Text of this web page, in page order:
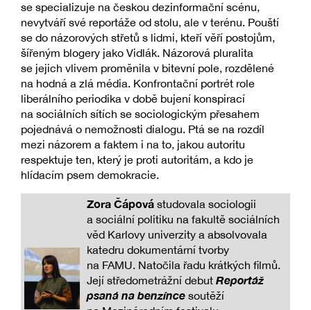
se specializuje na českou dezinformační scénu,
nevytváří své reportáže od stolu, ale v terénu. Pouští
se do názorových střetů s lidmi, kteří věří postojům,
šířeným blogery jako Vidlák. Názorová pluralita
se jejich vlivem proměnila v bitevní pole, rozdělené
na hodná a zlá média. Konfrontační portrét role
liberálního periodika v době bujení konspirací
na sociálních sítích se sociologickým přesahem
pojednává o nemožnosti dialogu. Ptá se na rozdíl
mezi názorem a faktem i na to, jakou autoritu
respektuje ten, který je proti autoritám, a kdo je
hlídacím psem demokracie.
Zora Čápová studovala sociologii
a sociální politiku na fakultě sociálních
věd Karlovy univerzity a absolvovala
katedru dokumentární tvorby
na FAMU. Natočila řadu krátkých filmů.
Její středometrážní debut Reportáž
psaná na benzíncesoutěží